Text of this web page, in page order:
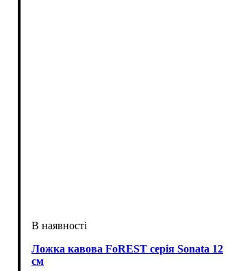
Ложка кавова FoREST серія Sonata 12
см